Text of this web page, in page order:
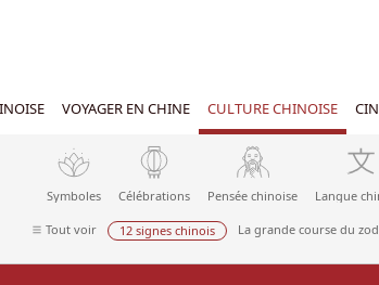
VOYAGER EN CHINE CULTURE CHINOISE
Symboles Célébrations Pensée chinoise Langue
Tout voir 12 signes chinois La grande course du